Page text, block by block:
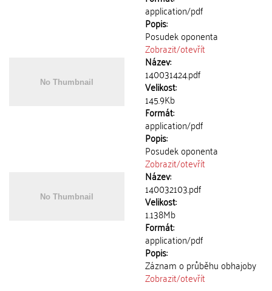
application/pdf
Popis:
Posudek oponenta
Zobrazit/otevřít
Název:
140031424.pdf
Velikost:
145.9Kb
Formát:
application/pdf
Popis:
Posudek oponenta
Zobrazit/otevřít
Název:
140032103.pdf
Velikost:
1.138Mb
Formát:
application/pdf
Popis:
Záznam o průběhu obhajoby
Zobrazit/otevřít